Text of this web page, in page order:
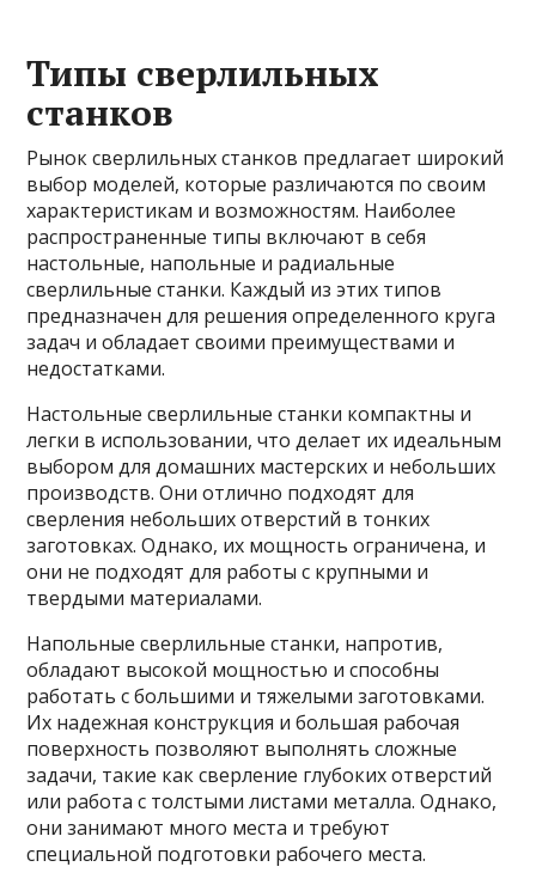
Типы сверлильных
станков
Рынок сверлильных станков предлагает широкий
выбор моделей, которые различаются по своим
характеристикам и возможностям. Наиболее
распространенные типы включают в себя
настольные, напольные и радиальные
сверлильные станки. Каждый из этих типов
предназначен для решения определенного круга
задач и обладает своими преимуществами и
недостатками.
Настольные сверлильные станки компактны и
легки в использовании, что делает их идеальным
выбором для домашних мастерских и небольших
производств. Они отлично подходят для
сверления небольших отверстий в тонких
заготовках. Однако, их мощность ограничена, и
они не подходят для работы с крупными и
твердыми материалами.
Напольные сверлильные станки, напротив,
обладают высокой мощностью и способны
работать с большими и тяжелыми заготовками.
Их надежная конструкция и большая рабочая
поверхность позволяют выполнять сложные
задачи, такие как сверление глубоких отверстий
или работа с толстыми листами металла. Однако,
они занимают много места и требуют
специальной подготовки рабочего места.